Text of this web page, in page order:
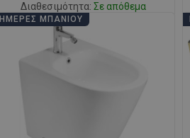
Διαθεσιμότητα: Σε απόθεμα
Στο καλάθι
ΗΜΈΡΕΣ ΜΠΆΝΙΟΥ